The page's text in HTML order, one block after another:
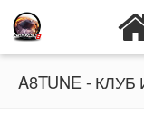
A8TUNE -